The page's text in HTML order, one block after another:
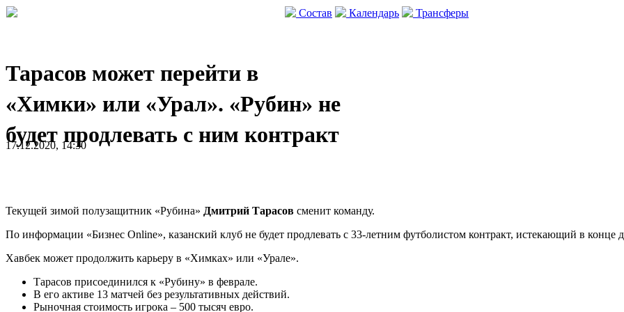
Состав Календарь Трансферы
Тарасов может перейти в
«Химки» или «Урал». «Рубин» не
будет продлевать с ним контракт
17.12.2020, 14:30
Текущей зимой полузащитник «Рубина» Дмитрий Тарасов сменит команду.
По информации «Бизнес Online», казанский клуб не будет продлевать с 33-летним футболистом контракт, истекающий в конце
Хавбек может продолжить карьеру в «Химках» или «Урале».
Тарасов присоединился к «Рубину» в феврале.
В его активе 13 матчей без результативных действий.
Рыночная стоимость игрока – 500 тысяч евро.